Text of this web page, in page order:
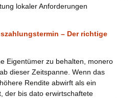
lokaler Anforderungen
– Der richtige
Eigentümer zu behalten, monero
dieser Zeitspanne. Wenn das
Rendite abwirft als ein
der bis dato erwirtschaftete